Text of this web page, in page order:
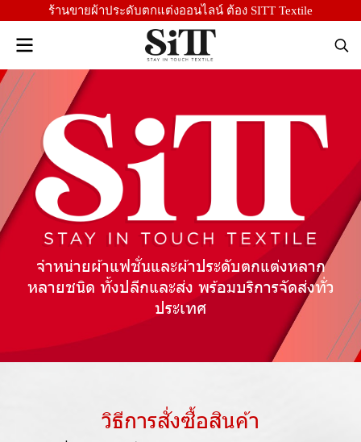
ร้านขายผ้าประดับตกแต่งออนไลน์ ต้อง SITT Textile
ผ้าแฟชั่นและผ้าประดับตกแต่งหลาก
ทั้งปลีกและส่ง พร้อมบริการจัดส่งทั่ว
จำหน่
หลายช
วิธีการสั่งซื้อสินค้า